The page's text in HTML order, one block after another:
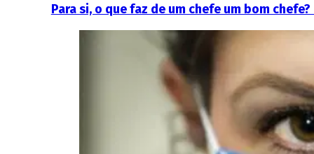
Para si, o que faz de um chefe um bom